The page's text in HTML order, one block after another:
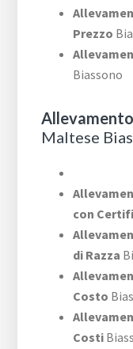
Prezzo
Biassono
Maltese
con
di Razza
Costo
Costi